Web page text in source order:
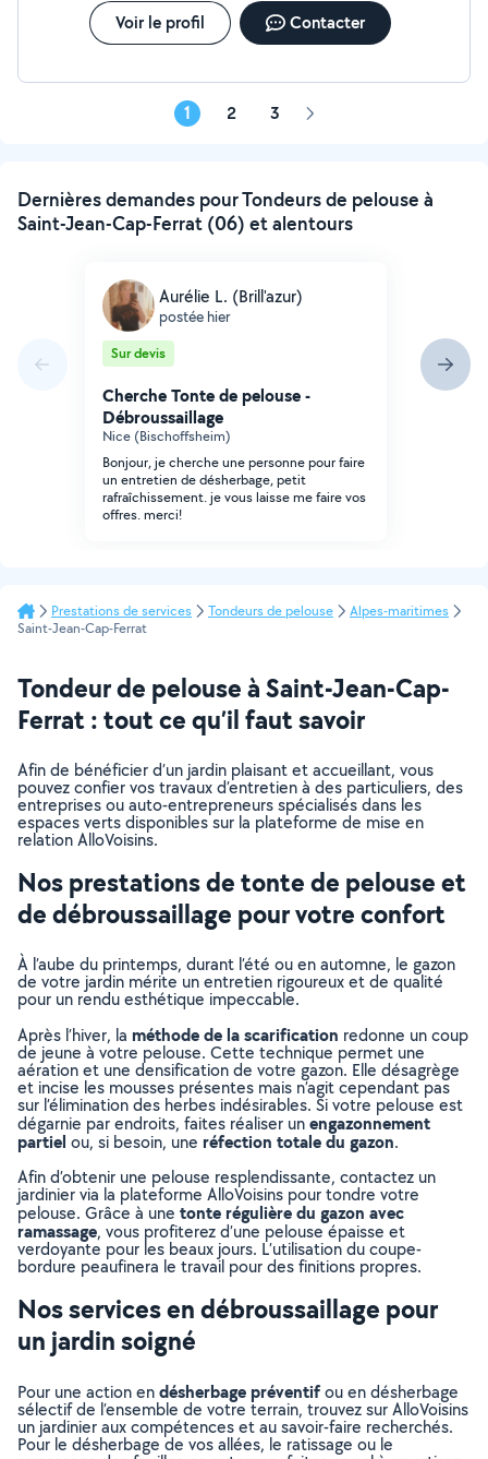
Voir le profil Contacter
1 2 3 Page
Dernières demandes pour Tondeurs de pelouse à
Saint-Jean-Cap-Ferrat (06) et alentours
Aurélie L. (Brill'azur)
postée hier
Sur devis
Cherche Tonte de pelouse -
Débroussaillage
Nice (Bischoffsheim)
Bonjour, je cherche une personne pour faire
un entretien de désherbage, petit
rafraîchissement. je vous laisse me faire vos
offres. merci!
Prestations de services Tondeurs de pelouse
Alpes-maritimes
Saint-Jean-Cap-Ferrat
Tondeur de pelouse à Saint-Jean-Cap-
Ferrat : tout ce qu’il faut savoir
Afin de bénéficier d’un jardin plaisant et accueillant, vous
pouvez confier vos travaux d’entretien à des particuliers, des
entreprises ou auto-entrepreneurs spécialisés dans les
espaces verts disponibles sur la plateforme de mise en
relation AlloVoisins.
Nos prestations de tonte de pelouse et
de débroussaillage pour votre confort
À l’aube du printemps, durant l’été ou en automne, le gazon
de votre jardin mérite un entretien rigoureux et de qualité
pour un rendu esthétique impeccable.
Après l’hiver, la méthode de la scarification redonne un coup
de jeune à votre pelouse. Cette technique permet une
aération et une densification de votre gazon. Elle désagrège
et incise les mousses présentes mais n’agit cependant pas
sur l’élimination des herbes indésirables. Si votre pelouse est
dégarnie par endroits, faites réaliser unengazonnement
partiel ou, si besoin, une réfection totale du gazon.
Afin d’obtenir une pelouse resplendissante, contactez un
jardinier via la plateforme AlloVoisins pour tondre votre
pelouse. Grâce à une tonte régulière du gazon avec
ramassage, vous profiterez d’une pelouse épaisse et
verdoyante pour les beaux jours. L’utilisation du coupe-
bordure peaufinera le travail pour des finitions propres.
Nos services en débroussaillage pour
un jardin soigné
Pour une action endésherbage préventifou en désherbage
sélectif de l’ensemble de votre terrain, trouvez sur AlloVoisins
un jardinier aux compétences et au savoir-faire recherchés.
Pour le désherbage de vos allées, le ratissage ou le